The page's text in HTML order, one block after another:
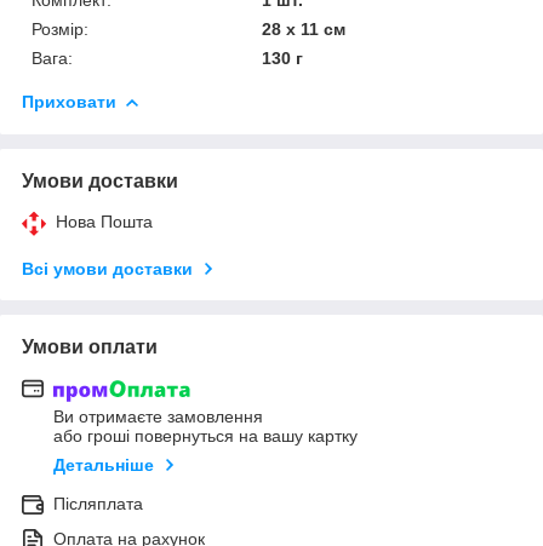
Розмір:
28 х 11 см
Вага:
130 г
Приховати
Умови доставки
Нова Пошта
Всі умови доставки
Умови оплати
Ви отримаєте замовлення
або гроші повернуться на вашу картку
Детальніше
Післяплата
Оплата на рахунок